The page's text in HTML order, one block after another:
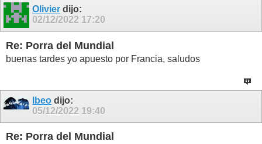
Olivier dijo:
02/12/2022 17:20
Re: Porra del Mundial
buenas tardes yo apuesto por Francia, saludos
lbeo dijo:
05/12/2022 19:40
Re: Porra del Mundial